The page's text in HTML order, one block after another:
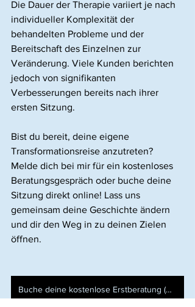
Die Dauer der Therapie variiert je nach
individueller Komplexität der
behandelten Probleme und der
Bereitschaft des Einzelnen zur
Veränderung. Viele Kunden berichten
jedoch von signifikanten
Verbesserungen bereits nach ihrer
ersten Sitzung.
Bist du bereit, deine eigene
Transformationsreise anzutreten?
Melde dich bei mir für ein kostenloses
Beratungsgespräch oder buche deine
Sitzung direkt online! Lass uns
gemeinsam deine Geschichte ändern
und dir den Weg in zu deinen Zielen
öffnen.
Buche deine kostenlose Erstberatung (Consultation Call)